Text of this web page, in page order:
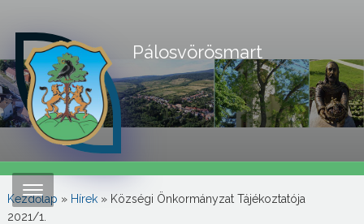
Pálosvörösmart
Kezdőlap » Hírek» Községi Önkormányzat Tájékoztatója
2021/1.